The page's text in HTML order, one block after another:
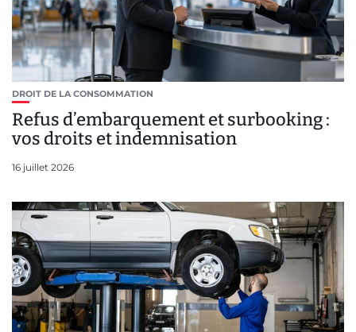
DROIT DE LA CONSOMMATION
Refus d’embarquement et surbooking :
vos droits et indemnisation
16 juillet 2026